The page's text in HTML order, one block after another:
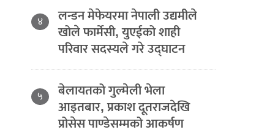
४ लन्डन मेफेयरमा नेपाली उद्यमीले
खोले फार्मेसी, युएईको शाही
परिवार सदस्यले गरे उद्घाटन
५ बेलायतको गुल्मेली भेला
आइतबार, प्रकाश दूतराजदेखि
प्रोसेस पाण्डेसम्मको आकर्षण